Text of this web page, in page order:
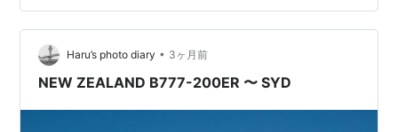
ZK-OKP SYD ランキング参加中飛行機
Haru’s photo diary • 3ヶ月前
NEW ZEALAND B777-200ER 〜 SYD